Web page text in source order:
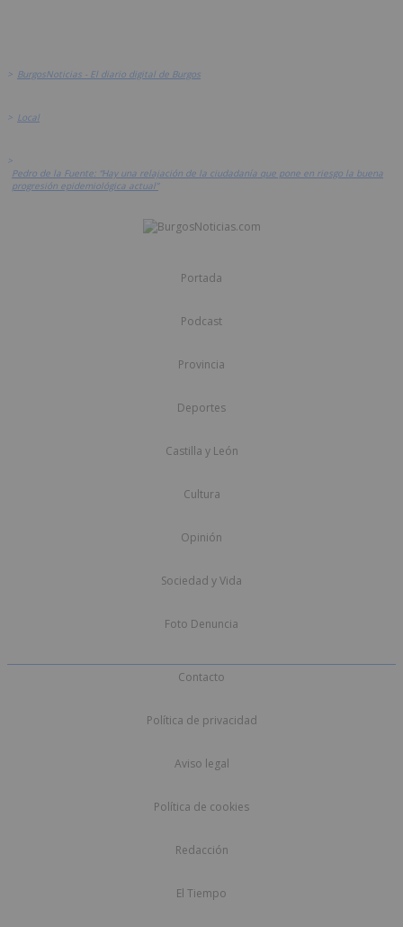
> BurgosNoticias - El diario digital de Burgos
> Local
>
Pedro de la Fuente: “Hay una relajación de la ciudadanía que pone en riesgo la buena
progresión epidemiológica actual”
Portada
Podcast
Provincia
Deportes
Castilla y León
Cultura
Opinión
Sociedad y Vida
Foto Denuncia
Contacto
Política de privacidad
Aviso legal
Política de cookies
Redacción
El Tiempo